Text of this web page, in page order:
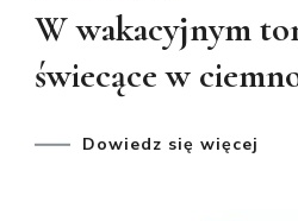
W wakacyjnym
świecące w
Dowiedz się więcej